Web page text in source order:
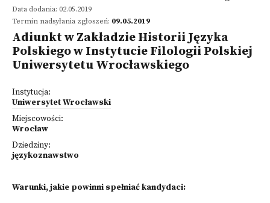
Data dodania: 02.05.2019
Termin nadsyłania zgłoszeń: 09.05.2019
Adiunkt w Zakładzie Historii Języka
Polskiego w Instytucie Filologii Polskiej
Uniwersytetu Wrocławskiego
Instytucja:
Uniwersytet Wrocławski
Miejscowości:
Wrocław
Dziedziny:
językoznawstwo
Warunki, jakie powinni spełniać kandydaci: